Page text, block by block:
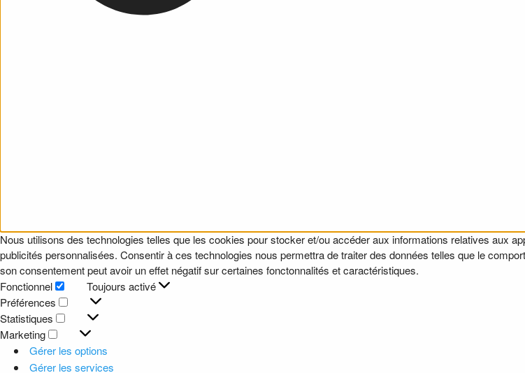
Nous utilisons des technologies telles que les cookies pour stocker et/ou accéder aux informations relatives aux
publicités personnalisées. Consentir à ces technologies nous permettra de traiter des données telles que le
son consentement peut avoir un effet négatif sur certaines fonctonnalités et caractéristiques.
Fonctionnel
Fonctionnel
Toujours activé
Préférences
Préférences
Statistiques
Statistiques
Marketing
Marketing
Gérer les options
Gérer les services